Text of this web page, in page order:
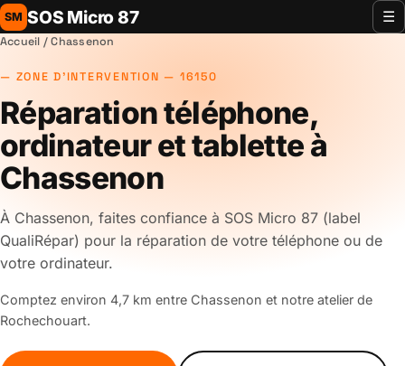
SM SOS Micro 87 ☰
Accueil / Chassenon
ZONE D'INTERVENTION — 16150
Réparation téléphone,
ordinateur et tablette à
Chassenon
À Chassenon, faites confiance à SOS Micro 87 (label
QualiRépar) pour la réparation de votre téléphone ou de
votre ordinateur.
Comptez environ 4,7 km entre Chassenon et notre atelier de
Rochechouart.